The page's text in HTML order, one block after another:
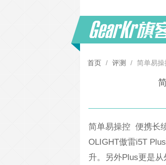
首页 / 评测 / 简单易
简单易操控 便携长
OLIGHT傲雷i5T
升。另外Plus更是